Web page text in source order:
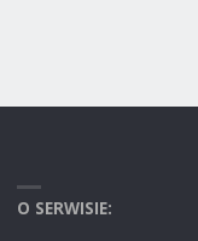
O SERWISIE: